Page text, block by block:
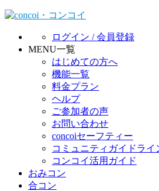
ログイン / 会員登録
MENU一覧
はじめての方へ
機能一覧
料金プラン
ヘルプ
ご参加者の声
お問い合わせ
concoiセーフティー
コミュニティガイドライ
コンコイ活用ガイド
おみコン
合コン